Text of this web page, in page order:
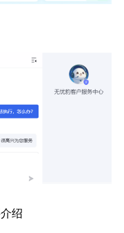
绍